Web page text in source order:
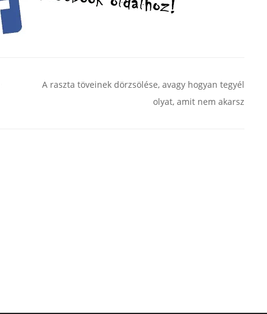
A raszta töveinek dörzsölése, avagy hogyan tegyél
olyat, amit nem akarsz